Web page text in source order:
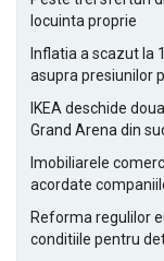
locuinta proprie
Inflatia a scazut la
asupra presiunilor
IKEA deschide
Grand Arena din
Imobiliarele
acordate
Reforma regulilor
conditiile pentru